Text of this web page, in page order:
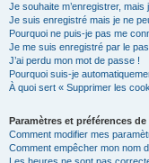
Je souhaite m’enregistrer, mais
Je suis enregistré mais je ne
Pourquoi ne puis-je pas me
Je me suis enregistré par le
J’ai perdu mon mot de passe !
Pourquoi suis-je
À quoi sert « Supprimer les
Paramètres et préférences
Comment modifier mes
Comment empêcher mon nom